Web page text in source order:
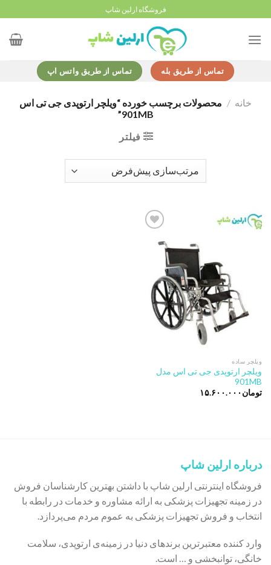
to
content
فروشگاه ارلین شاپ
تماس از طریق بله تماس از طریق واتس اپ
خانه / محصولات برچسب خورده “ویلچر ارتوپدی جی تی اس
901MB”
فیلتر
ویلچر ساده
ویلچر ارتوپدی جی تی اس مدل
901MB
تومان ۱۵.۶۰۰.۰۰۰
درباره ارلین شاپ
فروشگاه اینترنتی ارلین شاپ با داشتن بهترین کارشناسان فروش
در زمینه تجهیزات پزشکی به ارائه مشاوره و خدمات در رابطه با
انتخاب و فروش تجهیزات پزشکی به عموم مردم می‌پردازد.
وارد کننده معتبرترین برندهای دنیا در زمینه‌ی ارتوپدی، سلامت
خانگی، توانبخشی و … است.